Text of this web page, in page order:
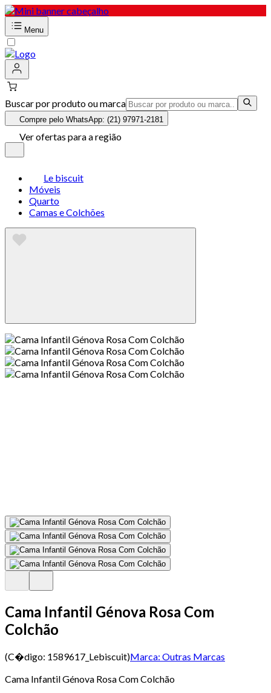
Menu
Buscar por produto ou marca
Compre pelo WhatsApp: (21) 97971-2181
Ver ofertas para a região
Le biscuit
Móveis
Quarto
Camas e Colchões
Cama Infantil Génova Rosa Com
Colchão
(C�digo: 1589617_Lebiscuit)Marca: Outras Marcas
Cama Infantil Génova Rosa Com Colchão